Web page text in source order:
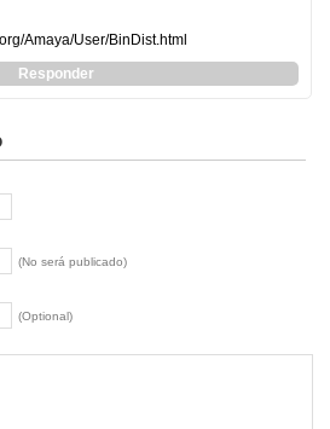
Amaya/User/BinDist.html
Responder
(No será publicado)
(Optional)